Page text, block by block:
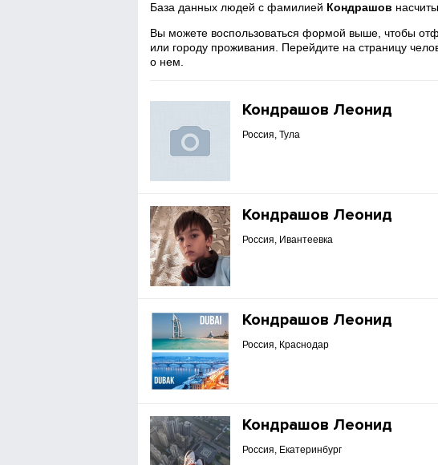
База данных людей с фамилией Кондрашов
Вы можете воспользоваться формой выше, чтобы
или городу проживания. Перейдите на страницу
о нем.
Кондрашов Леонид
Россия, Тула
Кондрашов Леонид
Россия, Ивантеевка
Кондрашов Леонид
Россия, Краснодар
Кондрашов Леонид
Россия, Екатеринбург